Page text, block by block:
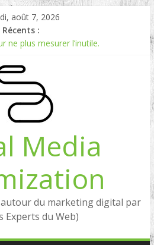
août 7, 2026
Récents :
ne plus mesurer l’inutile.
en France : qui sont les références
entre Social Intelligence et AIO
dépend du social listening et des
Media
du marketing digital par
Experts du Web)